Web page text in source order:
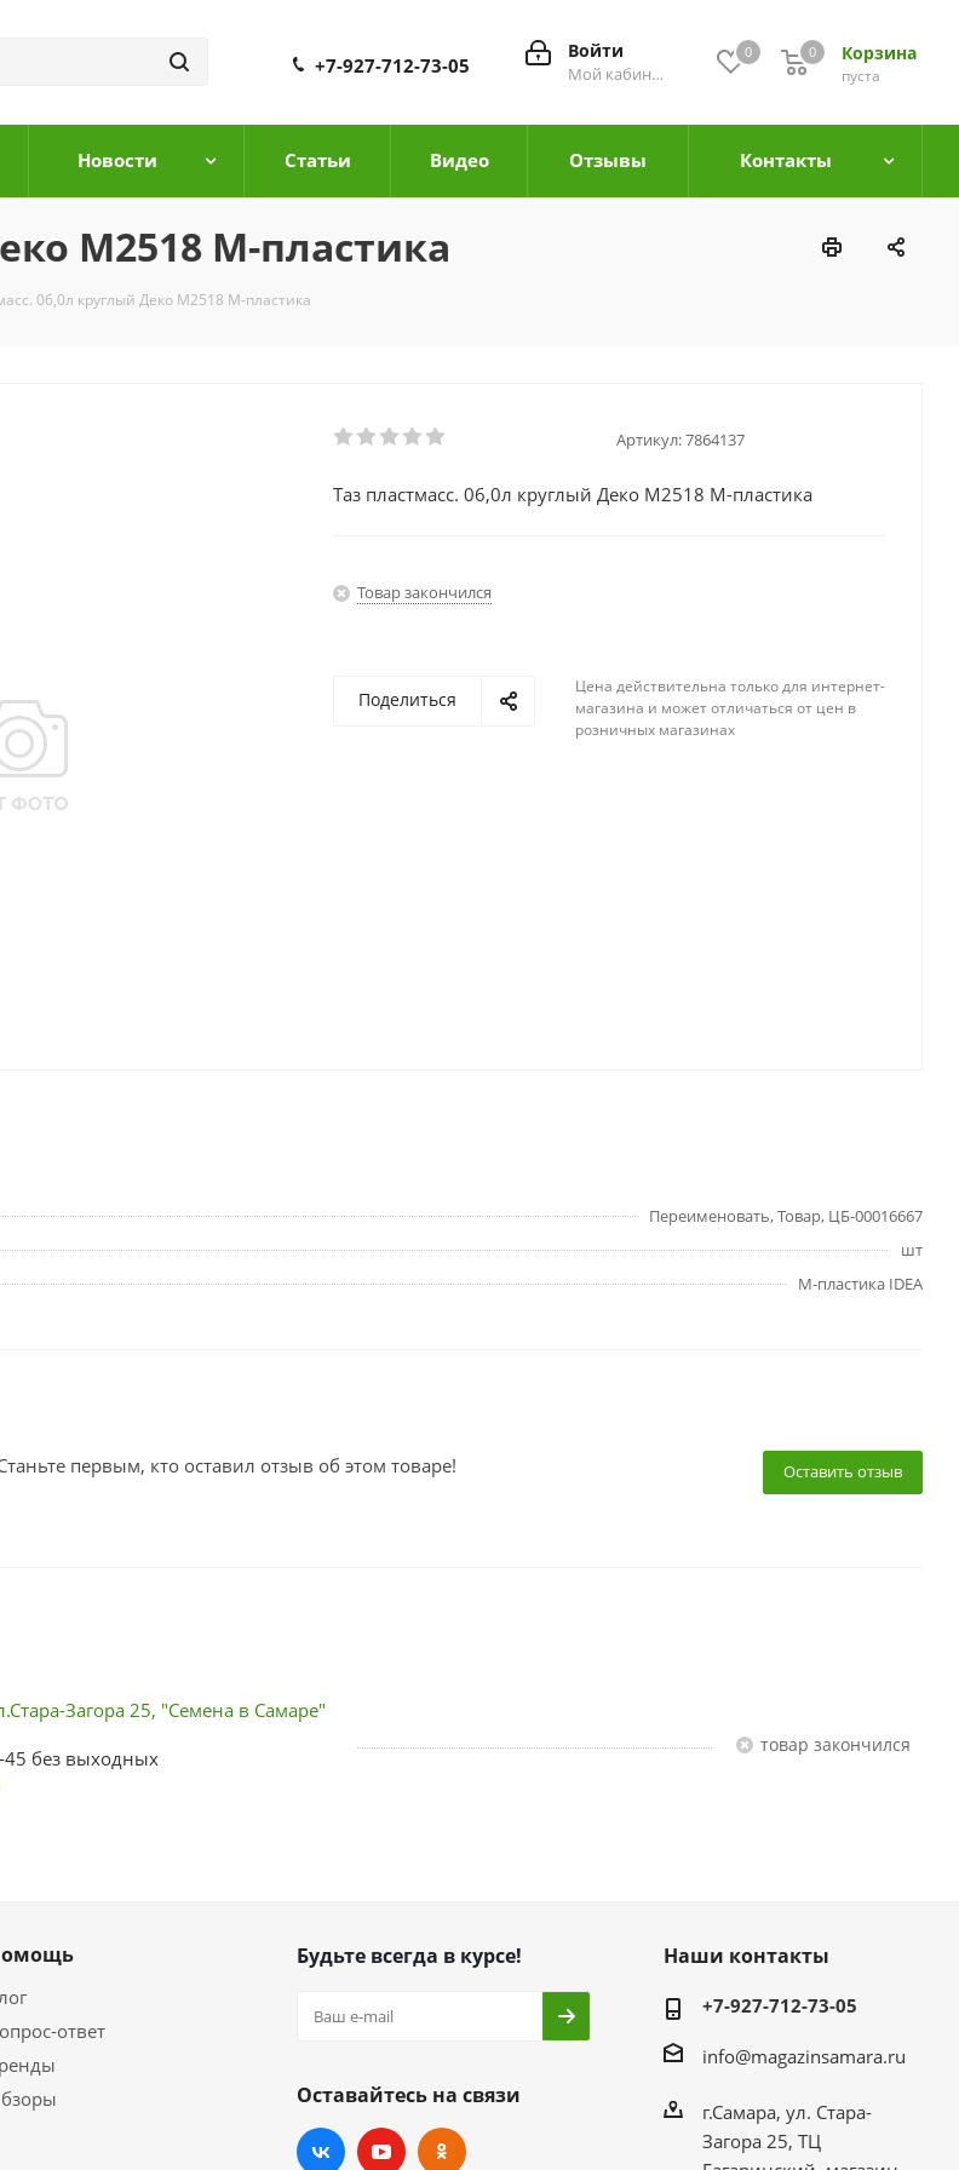
0 Корзина
0
пуста
0
Войти
Мой кабинет
+7-927-712-73-05
Новости Cтатьи Видео Отзывы Контакты
М2518 М-пластика
06,0л круглый Деко М2518 М-пластика
Артикул:7864137
Таз пластмасс. 06,0л круглый Деко М2518 М-пластика
Товар закончился
Поделиться
Цена действительна только для интернет-
магазина и может отличаться от цен в
розничных магазинах
Переименовать, Товар, ЦБ-00016667
шт
М-пластика IDEA
Оставить отзыв
первым, кто оставил отзыв об этом товаре!
Загора 25, "Семена в Самаре"
45 без выходных
Товар закончился
ответ
Будьте всегда в курсе!
Оставайтесь на связи
Наши контакты
+7-927-712-73-05
info@magazinsamara.ru
г.Самара, ул. Стара-
Загора 25, ТЦ